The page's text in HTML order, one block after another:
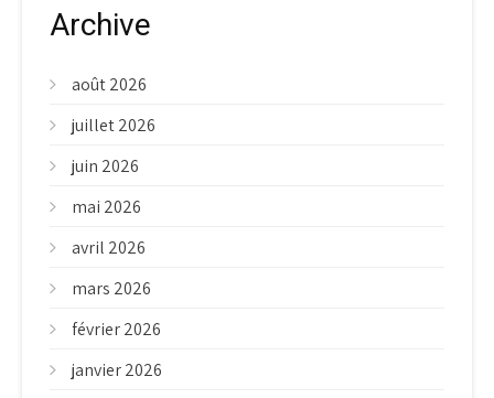
Archive
août 2026
juillet 2026
juin 2026
mai 2026
avril 2026
mars 2026
février 2026
janvier 2026